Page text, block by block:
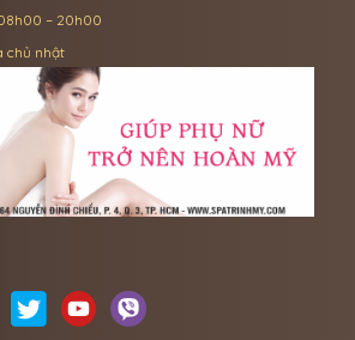
– 20h00
chủ nhật